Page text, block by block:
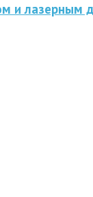
и лазерным